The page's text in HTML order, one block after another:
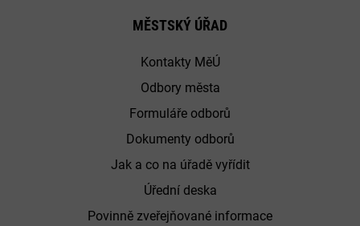
MĚSTSKÝ ÚŘAD
Kontakty MěÚ
Odbory města
Formuláře odborů
Dokumenty odborů
Jak a co na úřadě vyřídit
Úřední deska
Povinně zveřejňované informace